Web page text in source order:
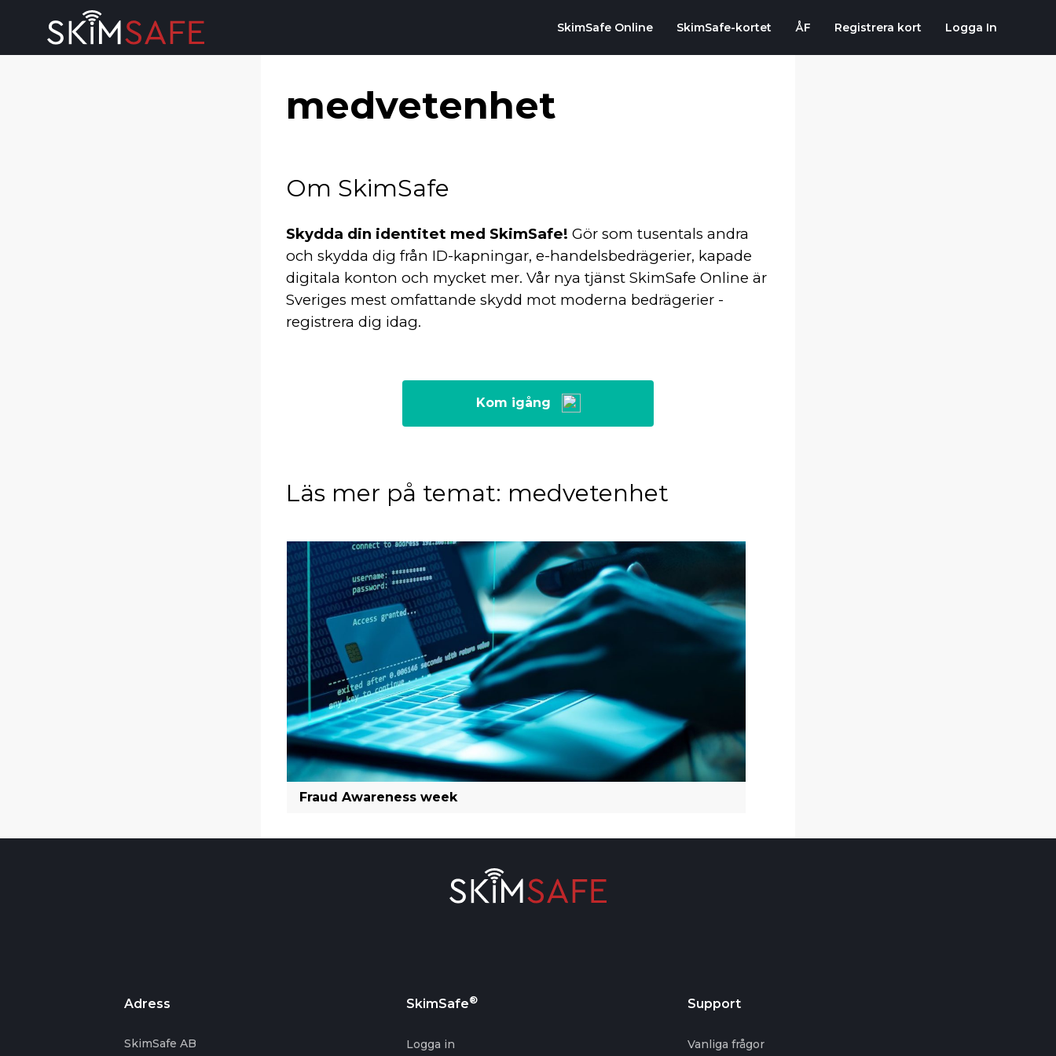
Skip to content
SkimSafe Online SkimSafe-kortet ÅF Registrera kort Logga In
medvetenhet
Om SkimSafe
Skydda din identitet med SkimSafe! Gör som tusentals andra
och skydda dig från ID-kapningar, e-handelsbedrägerier, kapade
digitala konton och mycket mer. Vår nya tjänst SkimSafe Online är
Sveriges mest omfattande skydd mot moderna bedrägerier -
registrera dig idag.
Kom igång
Läs mer på temat: medvetenhet
Fraud Awareness week
Adress
SkimSafe AB
SkimSafe®
Logga in
Support
Vanliga frågor